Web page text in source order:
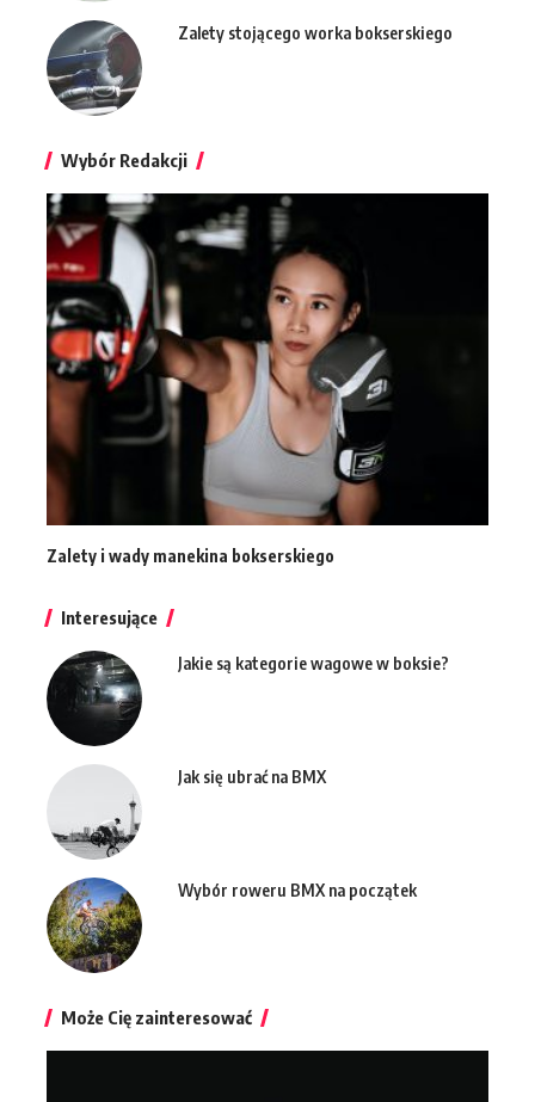
Zalety stojącego worka bokserskiego
Wybór Redakcji
Zalety i wady manekina bokserskiego
Interesujące
Jakie są kategorie wagowe w boksie?
Jak się ubrać na BMX
Wybór roweru BMX na początek
Może Cię zainteresować